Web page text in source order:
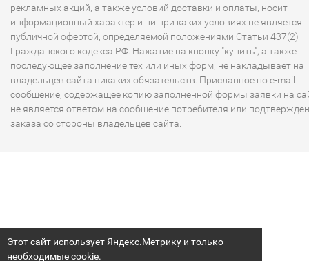
Этот сайт использует Яндекс.Метрику и только
необходимые cookie.
рекламных акций, а также условий доставки и оплаты, носит
информационный характер и ни при каких условиях не является
публичной офертой, определяемой положениями Статьи 437(2)
Гражданского кодекса РФ. Нажатие на кнопку "купить", а также
последующее заполнение тех или иных форм, не накладывает на
владельцев сайта никаких обязательств. Присланное по e-mail
сообщение, содержащее копию заполненной формы заявки на
не является ответом на сообщение потребителя или
заказа со стороны владельцев сайта.